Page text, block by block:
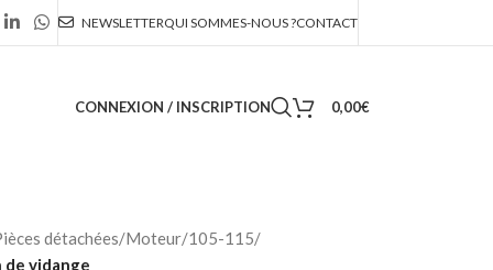
NEWSLETTERQUI SOMMES-NOUS ?CONTACT
CONNEXION / INSCRIPTION 0,00€
détachées/Moteur/105-115/
de vidange